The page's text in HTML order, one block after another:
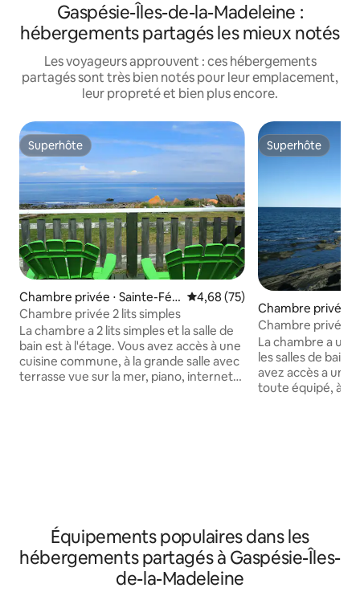
Gaspésie-Îles-de-la-Madeleine :
hébergements partagés les mieux notés
Les voyageurs approuvent : ces hébergements
partagés sont très bien notés pour leur emplacement,
leur propreté et bien plus encore.
Superhôte
Superhôte
Chambre privée ⋅ Sainte-Féli
cité
Évaluation moyenne sur la
4,68 (75)
Chambre privée 2 lits simples
La chambre a 2 lits simples et la salle de
bain est à l'étage. Vous avez accès à une
cuisine commune, à la grande salle avec
terrasse vue sur la mer, piano, internet
Superhôte
Superhôte
Chambre privée ⋅
cité
Chambre privée
Manoir des Sapins
La chambre a un
les salles de bain
avez accès a une
toute équipé, à la
Équipements populaires dans les
hébergements partagés à Gaspésie-Îles-
de-la-Madeleine